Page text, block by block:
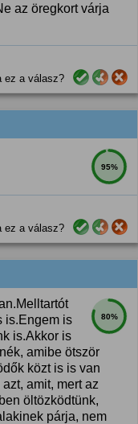
az öregkort várja
ez a válasz?
95%
ez a válasz?
80%
is.Engem is
is.Akkor is
amibe ötször
közt is is van
amit, mert az
öltözködtünk,
párja, nem